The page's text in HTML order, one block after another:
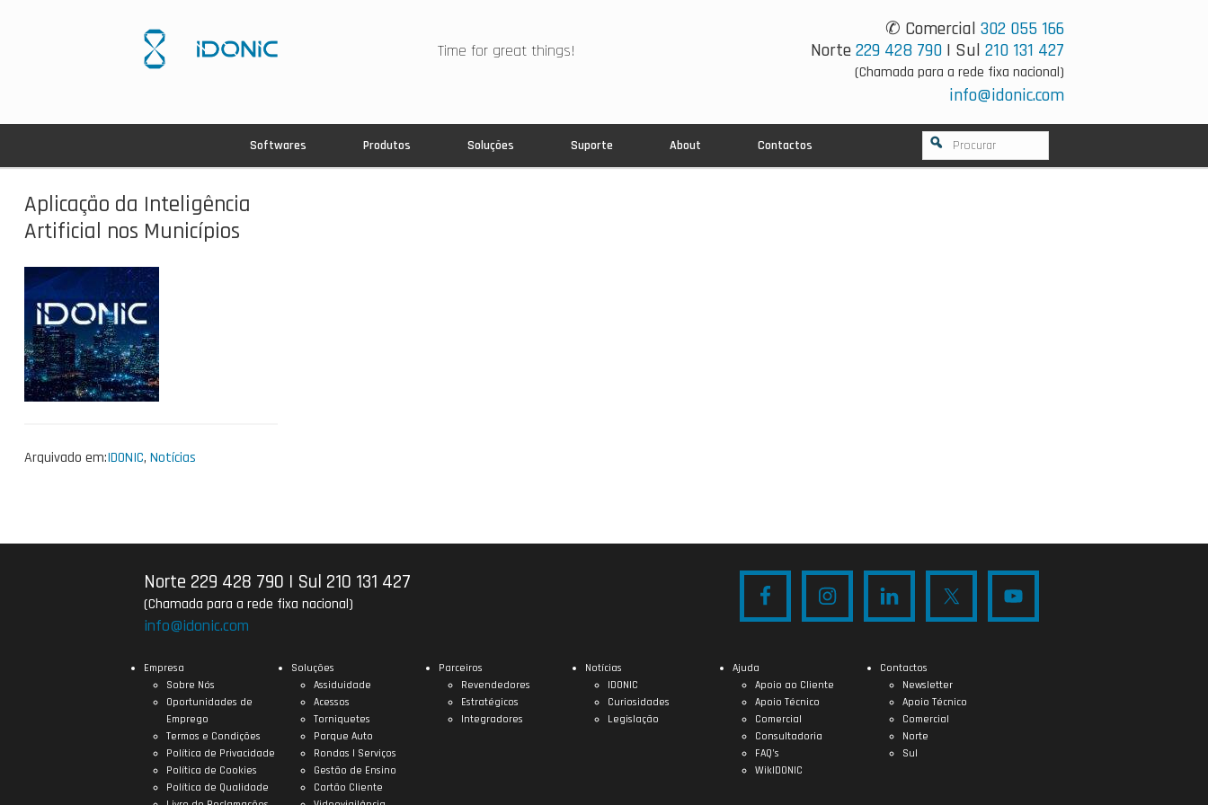
Time for great things!
✆ Comercial 302 055 166
Norte229 428 790 | Sul 210 131 427
(Chamada para a rede fixa nacional)
info@idonic.com
Softwares Produtos Soluções Suporte About Contactos
Aplicação da Inteligência
Artificial nos Municípios
Arquivado em:IDONIC, Notícias
Norte 229 428 790 | Sul 210 131 427
(Chamada para a rede fixa nacional)
info@idonic.com
Empresa
Sobre Nós
Oportunidades de
Emprego
Termos e Condições
Política de Privacidade
Política de Cookies
Política de Qualidade
Soluções
Assiduidade
Acessos
Torniquetes
Parque Auto
Rondas | Serviços
Gestão de Ensino
Cartão Cliente
Parceiros
Revendedores
Estratégicos
Integradores
Notícias
IDONIC
Curiosidades
Legislação
Ajuda
Apoio ao Cliente
Apoio Técnico
Comercial
Consultadoria
FAQ’s
WikIDONIC
Contactos
Newsletter
Apoio Técnico
Comercial
Norte
Sul